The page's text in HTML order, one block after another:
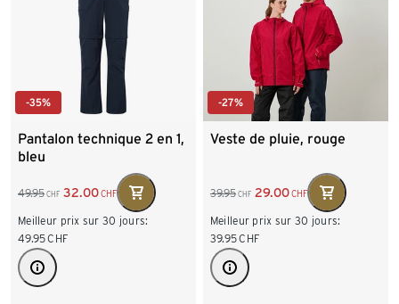
-35%
Pantalon technique 2 en 1,
bleu
49.95 CHF 32.00CHF
Meilleur prix sur 30 jours:
49.95CHF
-27%
Veste de pluie, rouge
39.95 CHF 29.00CHF
Meilleur prix sur 30 jours:
39.95CHF